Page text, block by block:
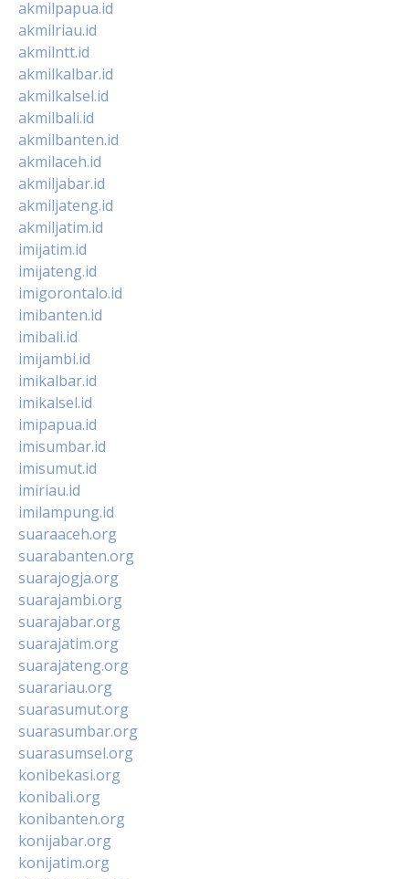
akmilpapua.id
akmilriau.id
akmilntt.id
akmilkalbar.id
akmilkalsel.id
akmilbali.id
akmilbanten.id
akmilaceh.id
akmiljabar.id
akmiljateng.id
akmiljatim.id
imijatim.id
imijateng.id
imigorontalo.id
imibanten.id
imibali.id
imijambi.id
imikalbar.id
imikalsel.id
imipapua.id
imisumbar.id
imisumut.id
imiriau.id
imilampung.id
suaraaceh.org
suarabanten.org
suarajogja.org
suarajambi.org
suarajabar.org
suarajatim.org
suarajateng.org
suarariau.org
suarasumut.org
suarasumbar.org
suarasumsel.org
konibekasi.org
konibali.org
konibanten.org
konijabar.org
konijatim.org